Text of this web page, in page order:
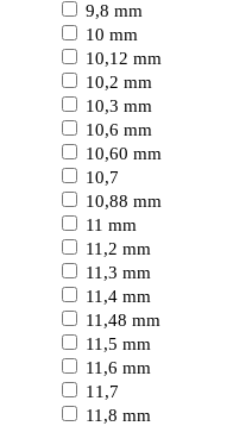
9,8 mm
10 mm
10,12 mm
10,2 mm
10,3 mm
10,6 mm
10,60 mm
10,7
10,88 mm
11 mm
11,2 mm
11,3 mm
11,4 mm
11,48 mm
11,5 mm
11,6 mm
11,7
11,8 mm